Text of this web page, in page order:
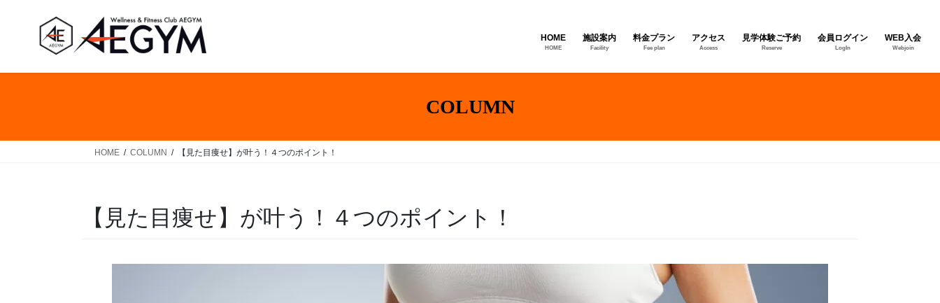
ツ
ッ
シ
移
HOME
HOME
施設案内
Facility
料金プラン
Fee plan
アクセス
Access
見学体験ご予約
Reserve
会員ログイン
LogIn
WEB入会
Webjoin
COLUMN
HOME COLUMN 【見た目痩せ】が叶う！４つのポイント！
【見た目痩せ】が叶う！４つのポイント！